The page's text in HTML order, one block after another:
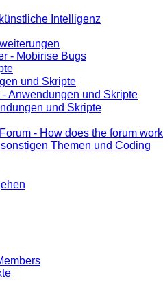
Intelligenz
- Mobirise Bugs
und Skripte
Anwendungen und Skripte
und Skripte
- How does the forum work
Themen und Coding